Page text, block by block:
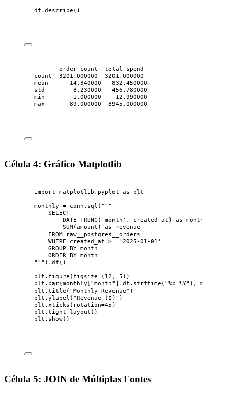
df. describe ()
order_count  total_spend
count  3201.000000  3201.000000
mean      14.340000   832.450000
std        8.230000   456.780000
min        1.000000    12.990000
max       89.000000  8945.000000
Célula 4: Gráfico Matplotlib
import matplotlib.pyplot as plt
monthly = conn. sql ( """
SELECT
DATE_TRUNC('month', created_at) as month,
SUM(amount) as revenue
FROM raw__postgres__orders
WHERE created_at >= '2025-01-01'
GROUP BY month
ORDER BY month
""" ). df ()
plt. figure ( figsize=( 12 , 5 ) )
plt. bar(monthly [ "month" ] .dt. strftime ( "%b %Y" ) , monthly
plt. title ( "Monthly Revenue" )
plt. ylabel ( "Revenue ($) " )
plt. xticks ( rotation=45 )
plt. tight_layout ()
plt. show()
Célula 5: JOIN de Múltiplas Fontes